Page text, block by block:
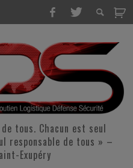
tous. Chacun est seul
responsable de tous » –
Exupéry